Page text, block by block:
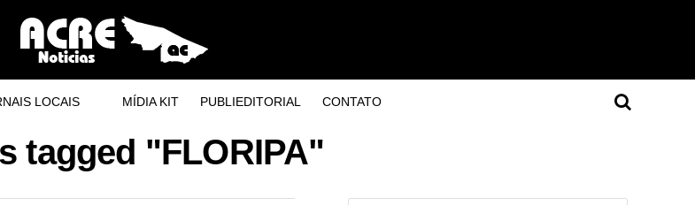
LOCAIS MÍDIA KIT PUBLIEDITORIAL CONTATO
tagged "FLORIPA"